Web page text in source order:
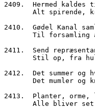
2409.  Hermed
Alt
2410.  Gødel Kanal
Til
2411.  Send
Stil op,
2412.  Det summer
Det mumler
2413.  Planter,
Alle